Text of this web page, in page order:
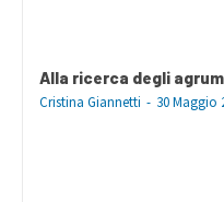
Alla ricerca degli
Cristina Giannetti - 30 Maggio